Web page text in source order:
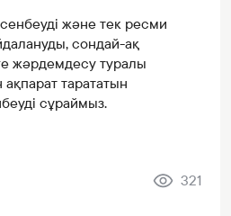
және тек ресми
сондай-ақ
жәрдемдесу туралы
тарататын
сұраймыз.
321